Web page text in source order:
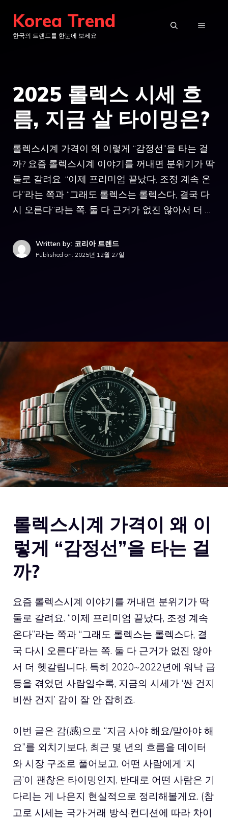
Korea Trend
한국의 트렌드를 한눈에 보세요
메
2025 롤렉스 시세 흐
름, 지금 살 타이밍은?
롤렉스시계 가격이 왜 이렇게 “감정선”을 타는 걸
까? 요즘 롤렉스시계 이야기를 꺼내면 분위기가 딱
둘로 갈려요. “이제 프리미엄 끝났다, 조정 계속 온
다”라는 쪽과 “그래도 롤렉스는 롤렉스다, 결국 다
시 오른다”라는 쪽. 둘 다 근거가 없진 않아서 더 …
Written by: 코리아 트렌드
Published on: 2025년 12월 27일
롤렉스시계 가격이 왜 이
렇게 “감정선”을 타는 걸
까?
요즘 롤렉스시계 이야기를 꺼내면 분위기가 딱
둘로 갈려요. “이제 프리미엄 끝났다, 조정 계속
온다”라는 쪽과 “그래도 롤렉스는 롤렉스다, 결
국 다시 오른다”라는 쪽. 둘 다 근거가 없진 않아
서 더 헷갈립니다. 특히 2020~2022년에 워낙 급
등을 겪었던 사람일수록, 지금의 시세가 ‘싼 건지
비싼 건지’ 감이 잘 안 잡히죠.
이번 글은 감(感)으로 “지금 사야 해요/말아야 해
요”를 외치기보다, 최근 몇 년의 흐름을 데이터
와 시장 구조로 풀어보고, 어떤 사람에게 ‘지
금’이 괜찮은 타이밍인지, 반대로 어떤 사람은 기
다리는 게 나은지 현실적으로 정리해볼게요. (참
고로 시세는 국가·거래 방식·컨디션에 따라 차이